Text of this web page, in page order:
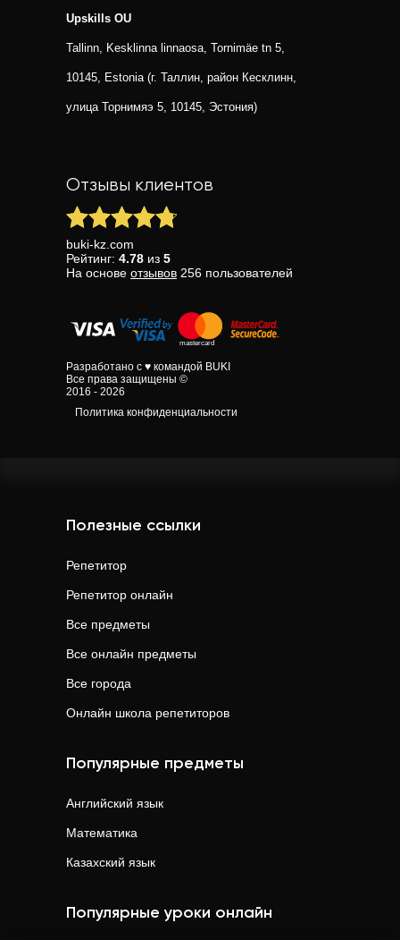
Upskills OU
Tallinn, Kesklinna linnaosa, Tornimäe tn 5,
10145, Estonia (г. Таллин, район Кесклинн,
улица Торнимяэ 5, 10145, Эстония)
Отзывы клиентов
buki-kz.com
Рейтинг: 4.78 из 5
На основе отзывов 256 пользователей
Разработано с ♥ командой BUKI
Все права защищены ©
2016 - 2026
Политика конфиденциальности
Полезные ссылки
Репетитор
Репетитор онлайн
Все предметы
Все онлайн предметы
Все города
Онлайн школа репетиторов
Популярные предметы
Английский язык
Математика
Казахский язык
Популярные уроки онлайн